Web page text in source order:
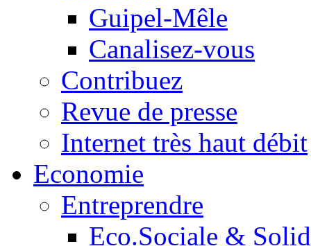
Guipel-Mêle
Canalisez-vous
Contribuez
Revue de presse
Internet très haut débit
Economie
Entreprendre
Eco.Sociale &